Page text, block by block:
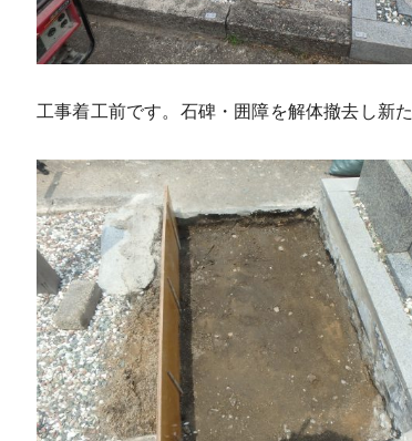
工事着工前です。石碑・囲障を解体撤去し新